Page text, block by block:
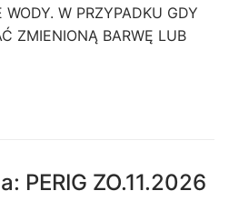
WODY. W PRZYPADKU GDY
ZMIENIONĄ BARWĘ LUB
PERIG ZO.11.2026